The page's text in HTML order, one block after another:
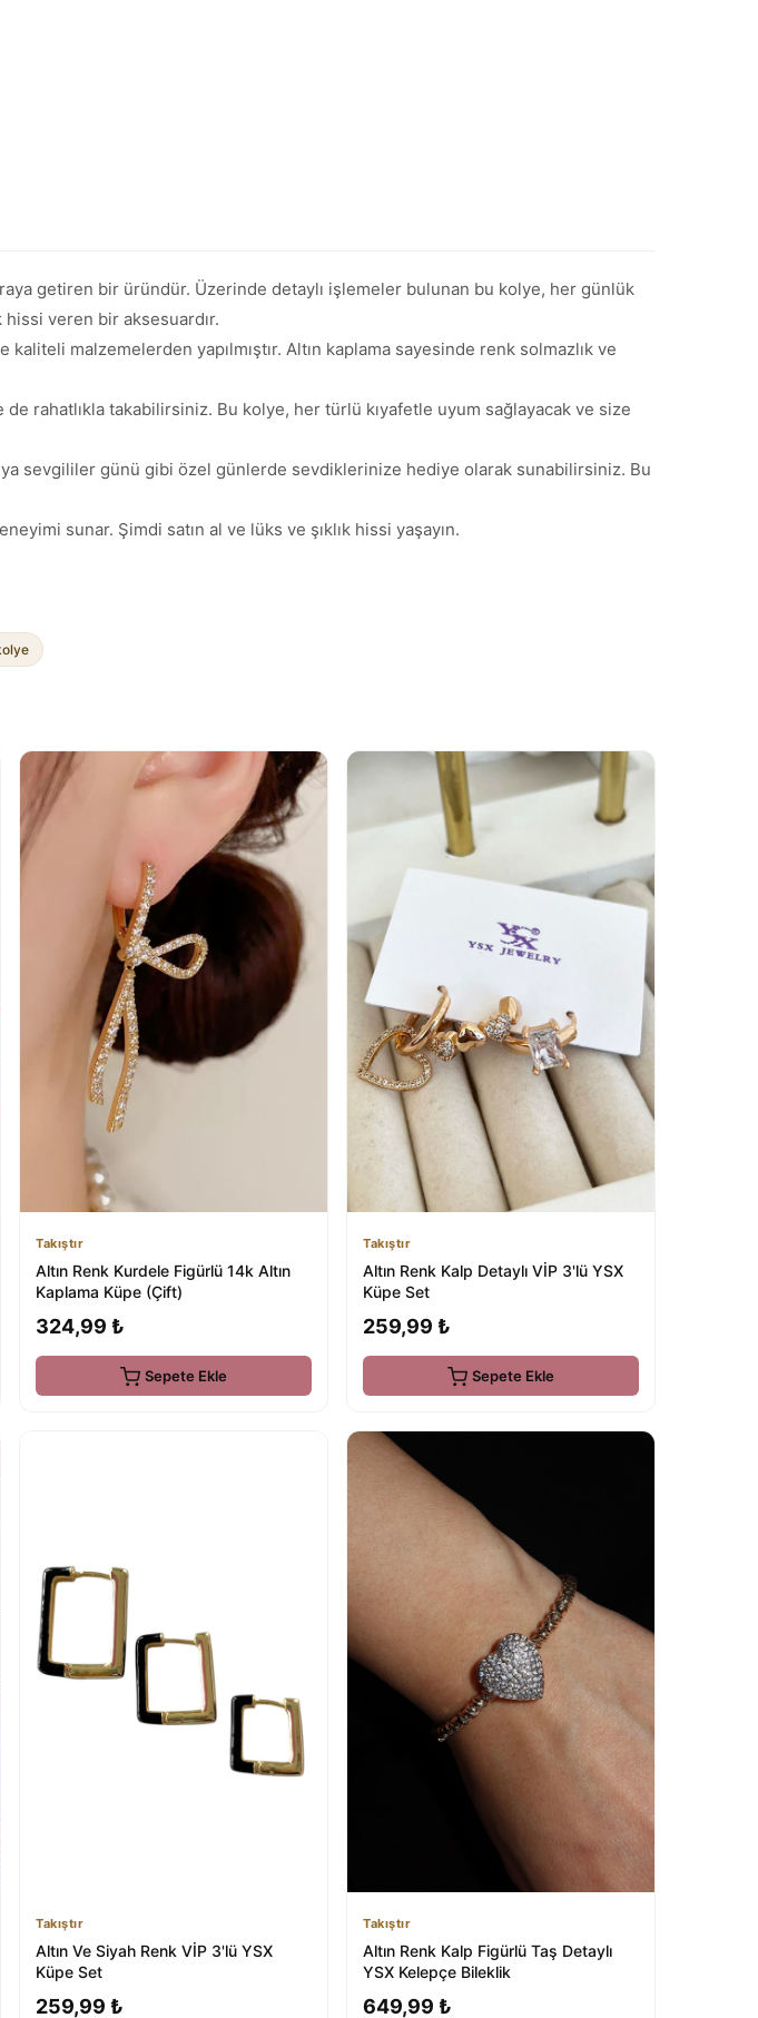
getiren bir üründür. Üzerinde detaylı işlemeler bulunan bu kolye, her günlük
hissi veren bir aksesuardır.
malzemelerden yapılmıştır. Altın kaplama sayesinde renk solmazlık ve
rahatlıkla takabilirsiniz. Bu kolye, her türlü kıyafetle uyum sağlayacak ve size
sevgililer günü gibi özel günlerde sevdiklerinize hediye olarak sunabilirsiniz. Bu
sunar. Şimdi satın al ve lüks ve şıklık hissi yaşayın.
Takıştır
Altın Renk Kurdele Figürlü 14k Altın
Kaplama Küpe (Çift)
324,99 ₺
Sepete Ekle
Takıştır
Altın Renk Kalp Detaylı VİP 3'lü YSX
Küpe Set
259,99 ₺
Sepete Ekle
Takıştır
Altın Ve Siyah Renk VİP 3'lü YSX
Küpe Set
259,99 ₺
Takıştır
Altın Renk Kalp Figürlü Taş Detaylı
YSX Kelepçe Bileklik
649,99 ₺